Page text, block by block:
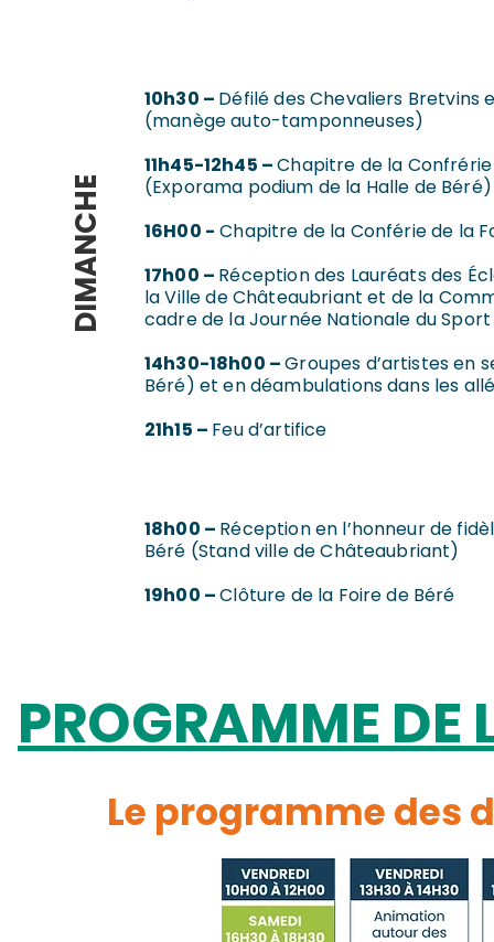
10h30 – Défilé des Chevaliers Bretvins
(manège auto-tamponneuses)
11h45-12h45 –Chapitre de la
(Exporama podium de la Halle de Béré)
16H00 - Chapitre de la Conférie de la
17h00 – Réception des Lauréats des
la Ville de Châteaubriant et de la
cadre de la Journée Nationale du Sport
14h30-18h00 –Groupes d’artistes en
Béré) et en déambulations dans les
21h15 – Feu d’artifice
DIMANCHE
18h00 – Réception en l’honneur de
Béré (Stand ville de Châteaubriant)
19h00 –Clôture de la Foire de Béré
PROGRAMMEDE
Le programme des